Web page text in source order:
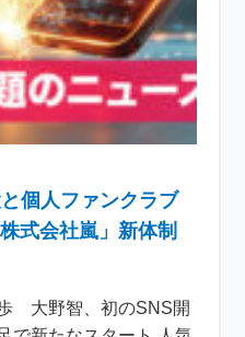
個人ファンクラブ
式会社嵐」新体制
大野智、初のSNS開